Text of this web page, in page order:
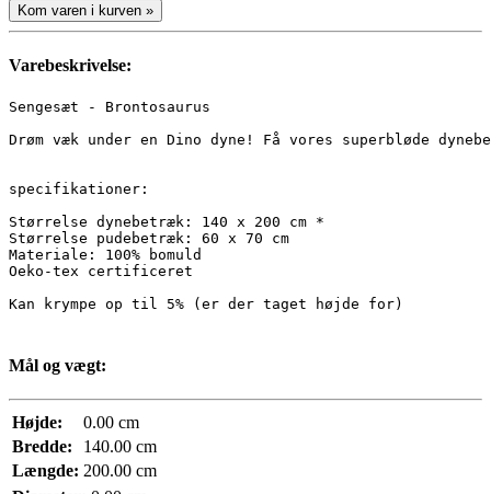
Kom varen i kurven »
Varebeskrivelse:
Sengesæt - Brontosaurus
Drøm væk under en Dino dyne! Få vores superbløde
specifikationer:
Størrelse dynebetræk: 140 x 200 cm *
Størrelse pudebetræk: 60 x 70 cm
Materiale: 100% bomuld
Oeko-tex certificeret
Kan krympe op til 5% (er der taget højde for)
Mål og vægt:
Højde:
0.00 cm
Bredde:
140.00 cm
Længde: 200.00 cm